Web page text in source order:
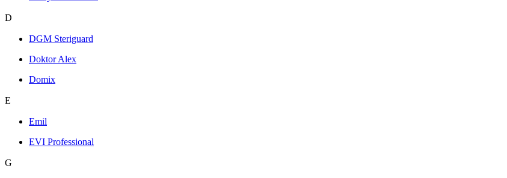
D
DGM Steriguard
Doktor Alex
Domix
E
Emil
EVI Professional
G